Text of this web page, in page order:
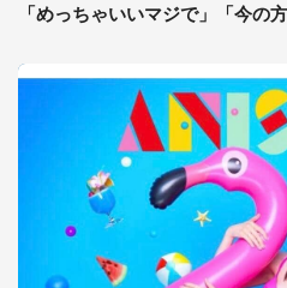
「めっちゃいいマジで」「今の